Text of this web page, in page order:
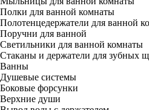
Полки для ванной комнаты
Полотенцедержатели для ванной
Поручни для ванной
Светильники для ванной комнаты
Стаканы и держатели для зубных
Ванны
Душевые системы
Боковые форсунки
Верхние души